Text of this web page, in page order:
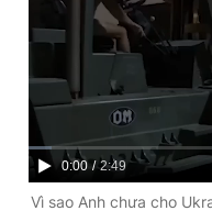
C
u
0:00 / D
u
2:49
Vì sao Anh chưa cho